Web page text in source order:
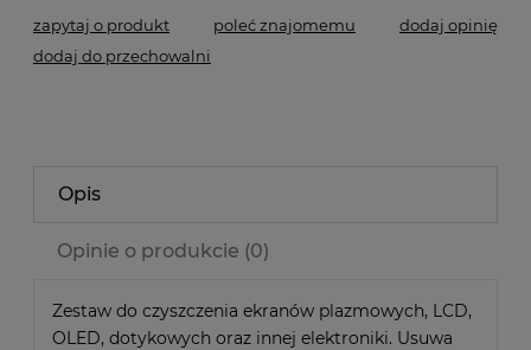
zapytaj o produkt poleć znajomemu
dodaj opinię
dodaj do przechowalni
Opis
Opinie o produkcie (0)
Zestaw do czyszczenia ekranów plazmowych, LCD,
OLED, dotykowych oraz innej elektroniki. Usuwa